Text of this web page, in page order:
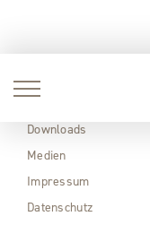
Aktuell
Downloads
Medien
Impressum
Datenschutz